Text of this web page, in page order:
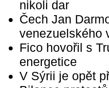
nikoli dar
Čech Jan
venezuelského
Fico hovořil s
energetice
V Sýrii je opět